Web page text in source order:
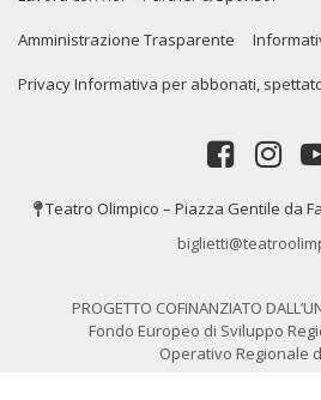
Amministrazione Trasparente
Privacy Informativa per abbonati,
Teatro Olimpico – Piazza Gentile da
PROGETTO COFINANZIATO
Fondo Europeo di Sviluppo
Operativo Regionale